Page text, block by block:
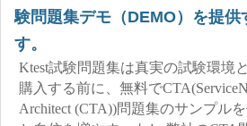
験問題集デモ（DEMO）を提供
す。
Ktest試験問題集は真実の試験環境
購入する前に、無料で
Architect (CTA))問題集のサンプル